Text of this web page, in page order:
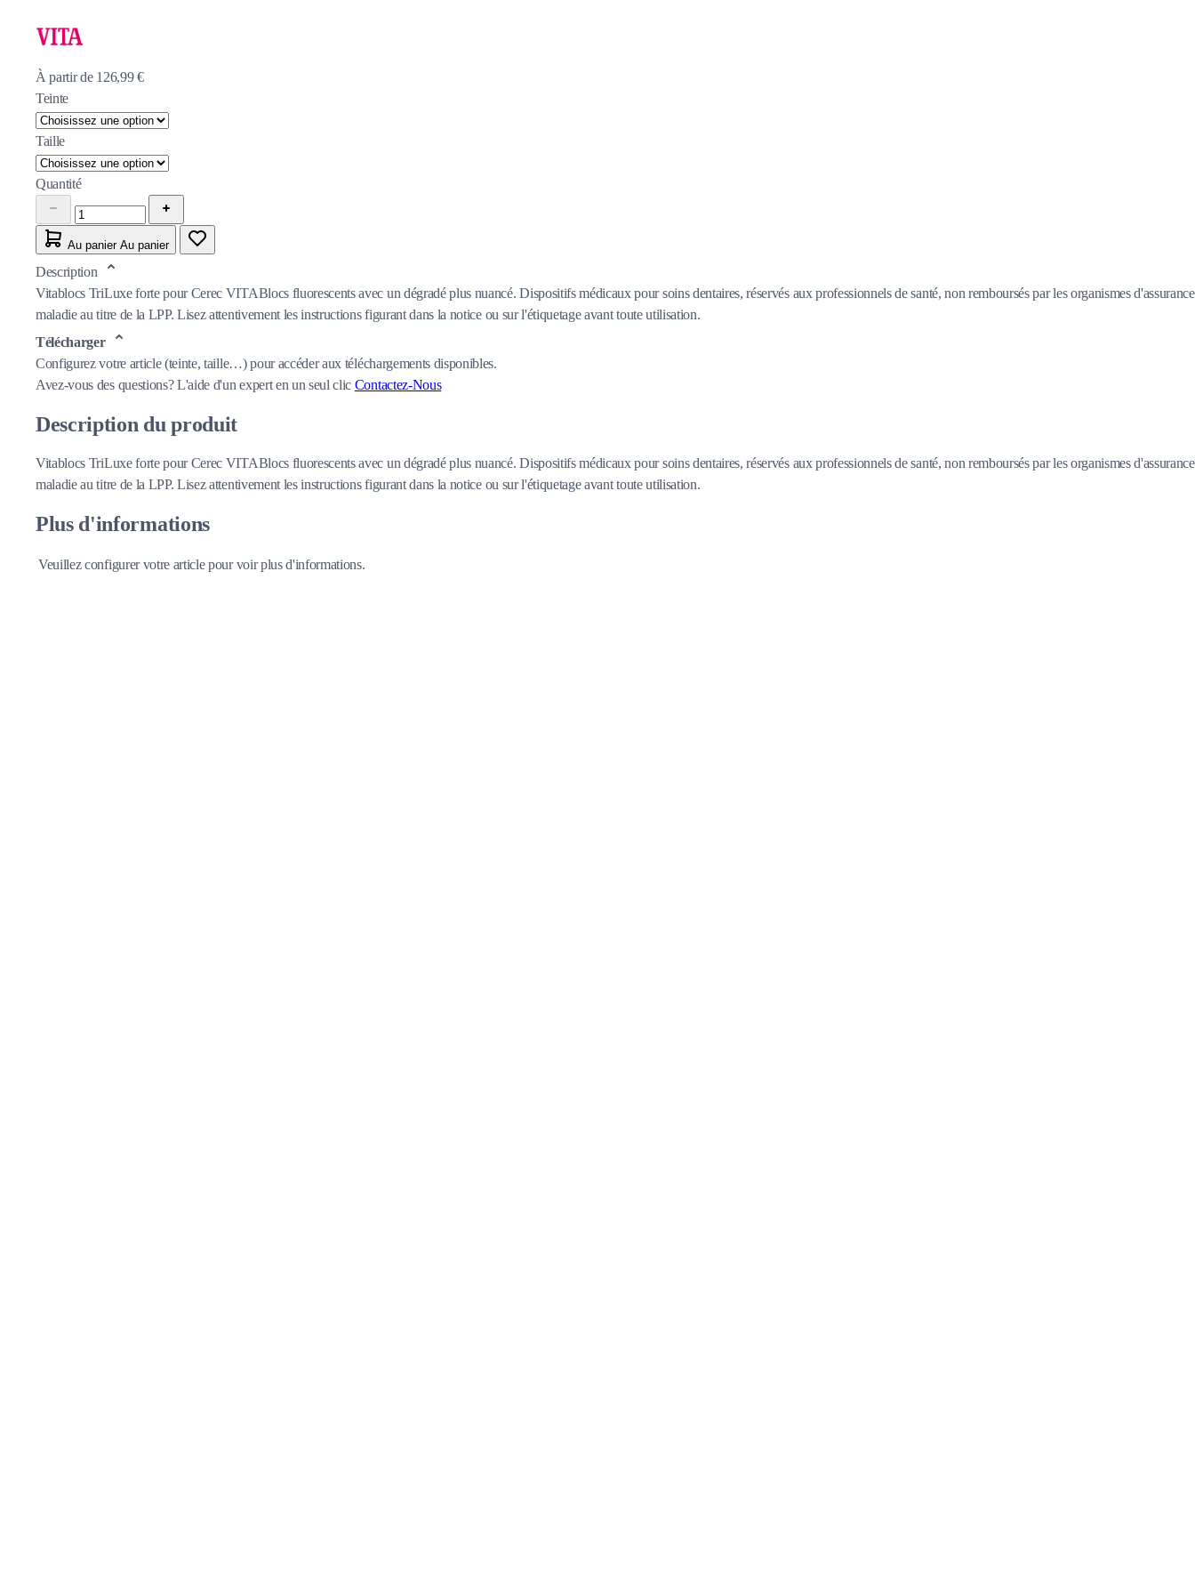
À partir de 126,99 €
Teinte
Taille
Quantité
Au panier Au panier
Description
Vitablocs TriLuxe forte pour Cerec VITABlocs fluorescents avec un dégradé plus nuancé. Dispositifs médicaux pour soins dentaires, réservés aux professionnels de santé, non remboursés par les organismes d'assurance
maladie au titre de la LPP. Lisez attentivement les instructions figurant dans la notice ou sur l'étiquetage avant toute utilisation.
Télécharger
Configurez votre article (teinte, taille…) pour accéder aux téléchargements disponibles.
Avez-vous des questions?L'aide d'un expert en un seul clic Contactez-Nous
Description du produit
Vitablocs TriLuxe forte pour Cerec VITABlocs fluorescents avec un dégradé plus nuancé. Dispositifs médicaux pour soins dentaires, réservés aux professionnels de santé, non remboursés par les organismes d'assurance
maladie au titre de la LPP. Lisez attentivement les instructions figurant dans la notice ou sur l'étiquetage avant toute utilisation.
Plus d'informations
Veuillez configurer votre article pour voir plus d'informations.